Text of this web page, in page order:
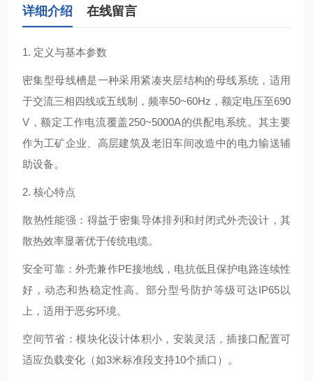
详细介绍 在线留言
1. ‌定义与基本参数‌
密集型母线槽是一种采用紧凑夹层结构的母线系统，适用
于交流三相四线或五线制，频率50~60Hz，额定电压至690
V，额定工作电流覆盖250~5000A的供配电系统。其主要
作为工矿企业、高层建筑及老旧车间改造中的电力输送辅
助设备。
2. ‌核心特点‌
‌散热性能强‌：得益于密集导体排列和封闭式外壳设计，其
散热效率显著优于传统电缆。
‌安全可靠‌：外壳兼作PE接地线，电抗低且保护电路连续性
好，动态和热稳定性高。部分型号防护等级可达IP65以
上，适用于恶劣环境。
‌空间节省‌：模块化设计体积小，安装灵活，插接口配置可
适应负载变化（如3米标准段支持10个插口）。